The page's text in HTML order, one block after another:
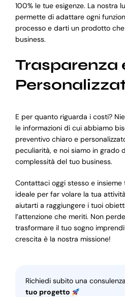
100% le tue esigenze. La nostra
permette di adattare ogni
processo e darti un prodotto
business.
Trasparenza
E per quanto riguarda i costi?
le informazioni di cui abbiamo
preventivo chiaro e
peculiarità, e noi siamo in grado
complessità del tuo business.
Contattaci oggi stesso e insieme
ideale per far volare la tua
aiutarti a raggiungere i tuoi
l’attenzione che meriti. Non
trasformare il tuo sogno
crescita è la nostra missione!
Richiedi subito una
tuo progetto